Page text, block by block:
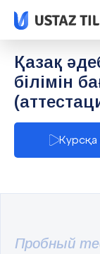
Қазақ
білімін
Курсқа
Пробный